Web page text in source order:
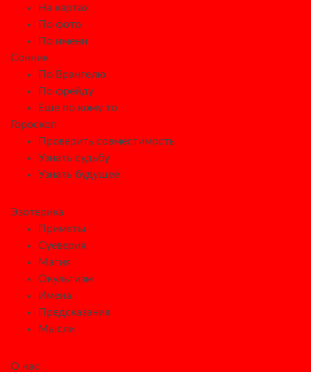
На картах
По фото
По имени
Сонник
По Врангелю
По фрейду
Еще по кому то
Гороскоп
Проверить совместимость
Узнать судьбу
Узнать будущее
Эзотерика
Приметы
Суеверия
Магия
Окультизм
Имена
Предсказания
Мысли
О нас